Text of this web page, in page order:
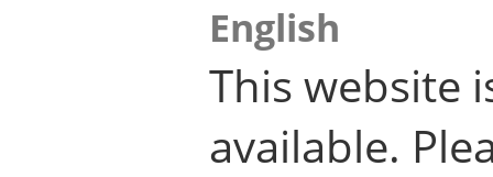
English
This website
available.